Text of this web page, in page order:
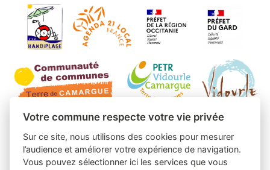
Votre commune respecte votre vie privée
Sur ce site, nous utilisons des cookies pour mesurer
l’audience et améliorer votre expérience de navigation.
Vous pouvez sélectionner ici les services que vous